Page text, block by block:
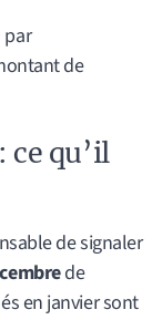
par
de
ce qu’il
de signaler
de
en janvier sont